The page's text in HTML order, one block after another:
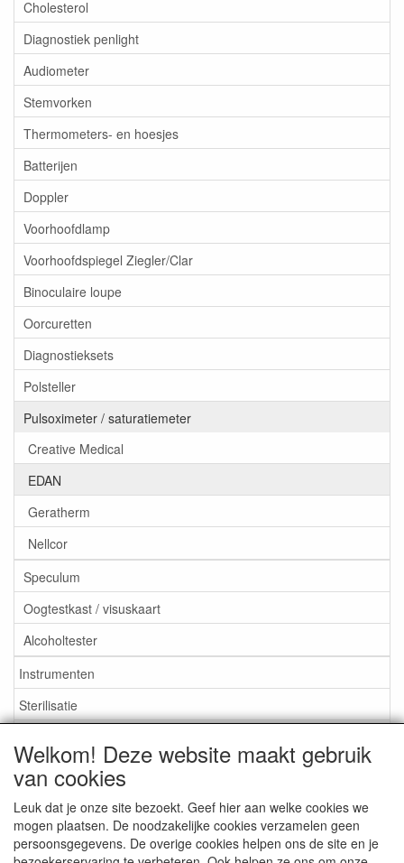
Cholesterol
Diagnostiek penlight
Audiometer
Stemvorken
Thermometers- en hoesjes
Batterijen
Doppler
Voorhoofdlamp
Voorhoofdspiegel Ziegler/Clar
Binoculaire loupe
Oorcuretten
Diagnostieksets
Polsteller
Pulsoximeter / saturatiemeter
Creative Medical
EDAN
Geratherm
Nellcor
Speculum
Oogtestkast / visuskaart
Alcoholtester
Instrumenten
Sterilisatie
Aktieartikelen
Welkom! Deze website maakt gebruik
van cookies
Leuk dat je onze site bezoekt. Geef hier aan welke cookies we
mogen plaatsen. De noodzakelijke cookies verzamelen geen
persoonsgegevens. De overige cookies helpen ons de site en je